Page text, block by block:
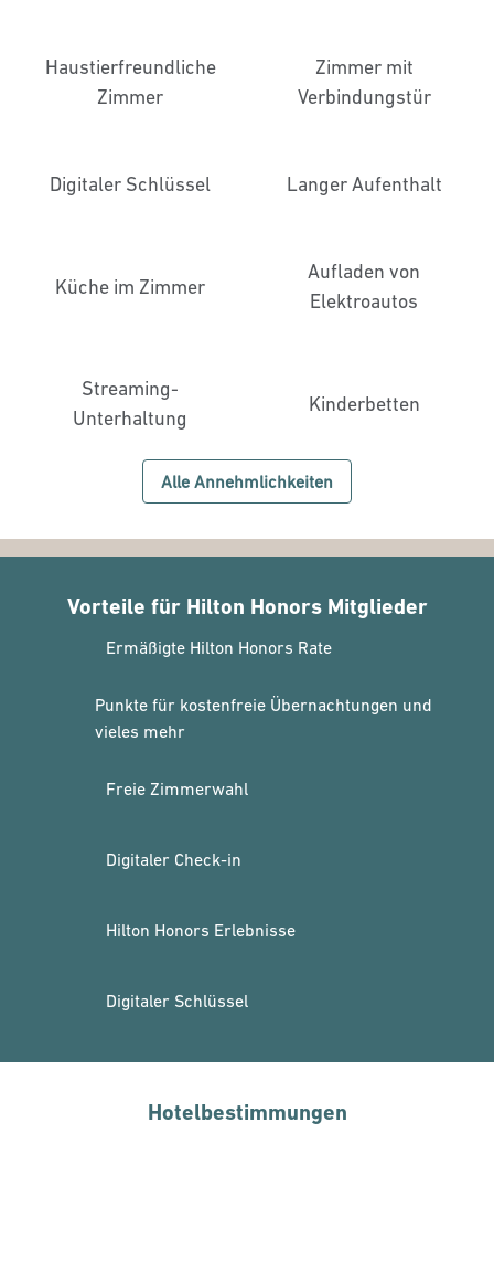
Haustier­freundliche
Zimmer
Zimmer mit
Verbindungstür
Digitaler Schlüssel Langer Aufenthalt
Küche im Zimmer
Aufladen von
Elektroautos
Streaming-
Unterhaltung
Kinderbetten
Alle Annehmlichkeiten
Vorteile für Hilton Honors Mitglieder
Ermäßigte Hilton Honors Rate
Punkte für kostenfreie Übernachtungen und
vieles mehr
Freie Zimmerwahl
Digitaler Check-in
Hilton Honors Erlebnisse
Digitaler Schlüssel
Hotelbestimmungen